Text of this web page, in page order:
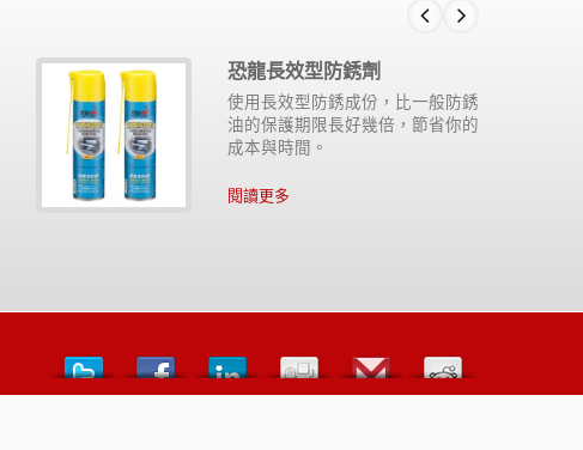
恐龍長效型防銹劑
使用長效型防銹成份，比一般防銹
油的保護期限長好幾倍，節省你的
成本與時間。
閱讀更多